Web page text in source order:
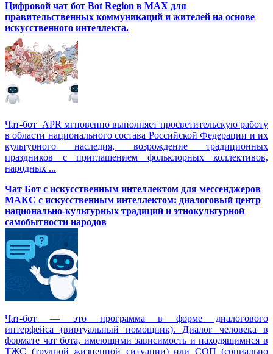
Цифровой чат бот Вot Region в MAX для
правительственных коммуникаций и жителей на основе
искусственного интеллекта.
Чат-бот APR мгновенно выполняет просветительскую работу
в области национального состава Российской Федерации и их
культурного наследия, возрождение традиционных
праздников с приглашением фольклорных коллективов,
народных ...
Чат Бот с искусственным интеллектом для мессенджеров
МАКС с искусственным интеллектом: диалоговый центр
национально-культурных традиций и этнокультурной
самобытности народов
Чат-бот — это программа в форме диалогового
интерфейса (виртуальный помощник). Диалог человека в
формате чат бота, имеющими зависимость и находящимися в
ТЖС (трудной жизненной ситуации) или СОП (социально